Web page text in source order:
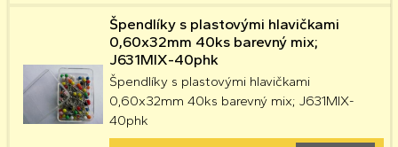
Špendlíky s plastovými hlavičkami
0,60x32mm 40ks barevný mix;
J631MIX-40phk
Špendlíky s plastovými hlavičkami
0,60x32mm 40ks barevný mix; J631MIX-
40phk